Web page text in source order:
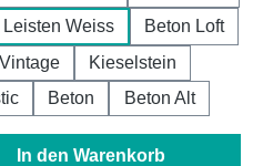
Leisten Weiss
Beton Loft
Kieselstein
Beton Beton Alt
den gewünschten
In den Warenkorb